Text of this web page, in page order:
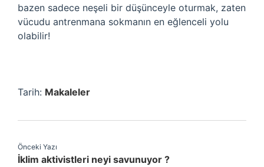
bazen sadece neşeli bir düşünceyle oturmak, zaten
vücudu antrenmana sokmanın en eğlenceli yolu
olabilir!
Tarih: Makaleler
Önceki Yazı
İklim aktivistleri neyi savunuyor ?